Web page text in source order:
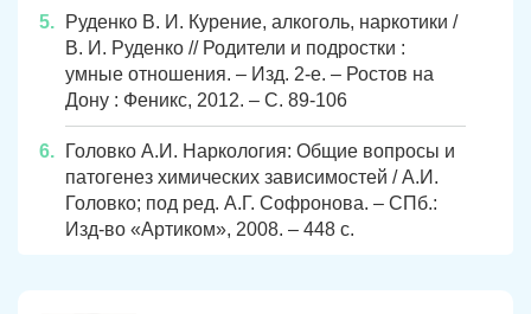
Руденко В. И. Курение, алкоголь, наркотики /
В. И. Руденко // Родители и подростки :
умные отношения. – Изд. 2-е. – Ростов на
Дону : Феникс, 2012. – С. 89-106
Головко А.И. Наркология: Общие вопросы и
патогенез химических зависимостей / А.И.
Головко; под ред. А.Г. Софронова. – СПб.:
Изд-во «Артиком», 2008. – 448 с.